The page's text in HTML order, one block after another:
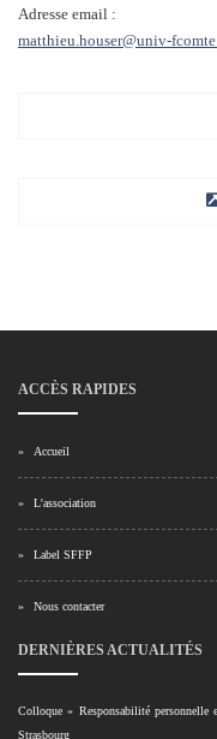
Adresse email :
matthieu.houser@univ-
ACCÈS RAPIDES
» Accueil
» L'association
» Label SFFP
» Nous contacter
DERNIÈRES ACTUALITÉS
Colloque « Responsabilité
Strasbourg